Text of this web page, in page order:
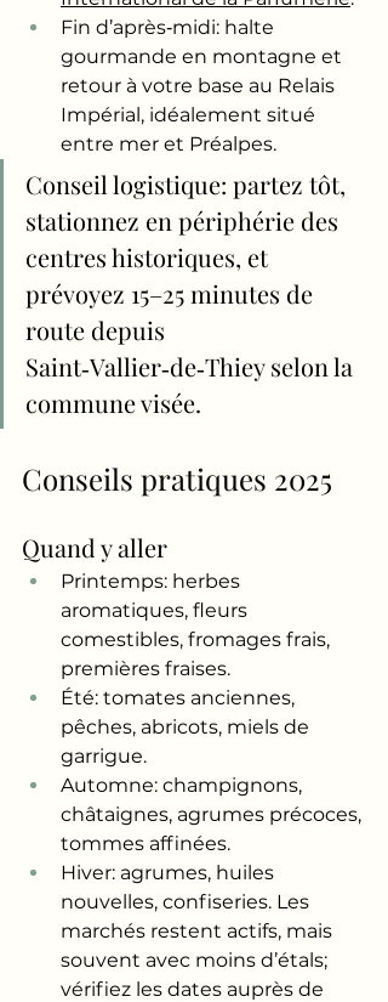
Fin d’après‑midi: halte
gourmande en montagne et
retour à votre base au Relais
Impérial, idéalement situé
entre mer et Préalpes.
Conseil logistique: partez tôt,
stationnez en périphérie des
centres historiques, et
prévoyez 15–25 minutes de
route depuis
Saint‑Vallier‑de‑Thiey selon la
commune visée.
Conseils pratiques 2025
Quand y aller
Printemps: herbes
aromatiques, fleurs
comestibles, fromages frais,
premières fraises.
Été: tomates anciennes,
pêches, abricots, miels de
garrigue.
Automne: champignons,
châtaignes, agrumes précoces,
tommes affinées.
Hiver: agrumes, huiles
nouvelles, confiseries. Les
marchés restent actifs, mais
souvent avec moins d’étals;
vérifiez les dates auprès de